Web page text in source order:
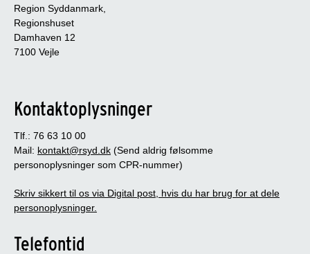
Region Syddanmark,
Regionshuset
Damhaven 12
7100 Vejle
Kontaktoplysninger
Tlf.: 76 63 10 00
Mail: kontakt@rsyd.dk (Send aldrig følsomme
personoplysninger som CPR-nummer)
Skriv sikkert til os via Digital post, hvis du har brug for at dele
personoplysninger.
Telefontid